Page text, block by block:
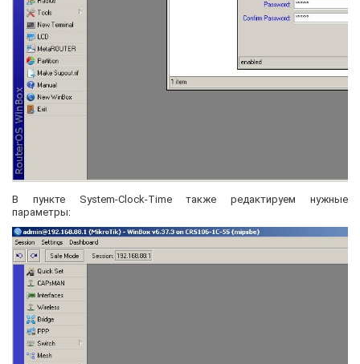
В пункте System-Clock-Time также редактируем нужные
параметры: